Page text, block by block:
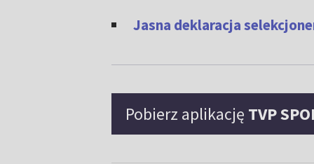
Jasna deklaracja
Pobierz aplikację TVP